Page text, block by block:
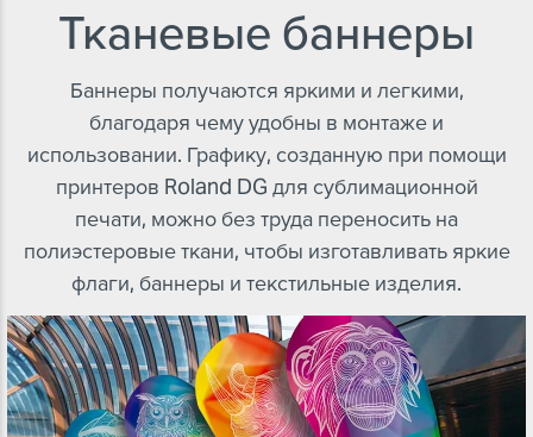
Тканевые баннеры
Баннеры получаются яркими и легкими,
благодаря чему удобны в монтаже и
использовании. Графику, созданную при помощи
принтеров Roland DG для сублимационной
печати, можно без труда переносить на
полиэстеровые ткани, чтобы изготавливать яркие
флаги, баннеры и текстильные изделия.